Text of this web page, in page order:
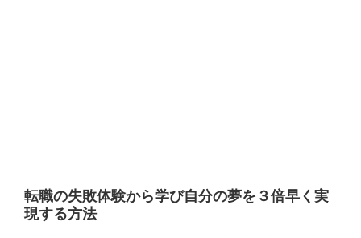
転職の失敗体験から学び自分の夢を３倍早く実
現する方法